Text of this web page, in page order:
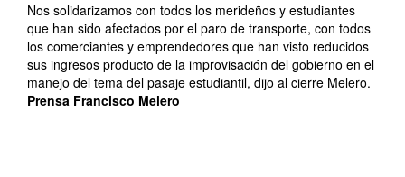
Nos solidarizamos con todos los merideños y estudiantes
que han sido afectados por el paro de transporte, con todos
los comerciantes y emprendedores que han visto reducidos
sus ingresos producto de la improvisación del gobierno en el
manejo del tema del pasaje estudiantil, dijo al cierre Melero.
Prensa Francisco Melero